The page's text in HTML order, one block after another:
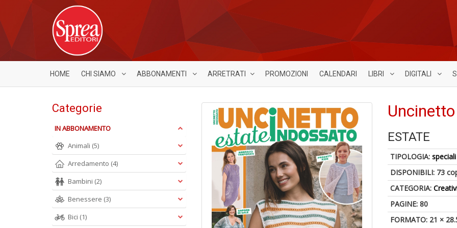
HOME CHI SIAMO ABBONAMENTI ARRETRATI PROMOZIONI CALENDARI LIBRI DIGITALI
ESTATE
TIPOLOGIA:speciali
DISPONIBILI: 73
CATEGORIA:
PAGINE: 80
FORMATO: 21 ×
Categorie
IN ABBONAMENTO
Animali (5)
Arredamento (4)
Bambini (2)
Benessere (3)
Bici (1)